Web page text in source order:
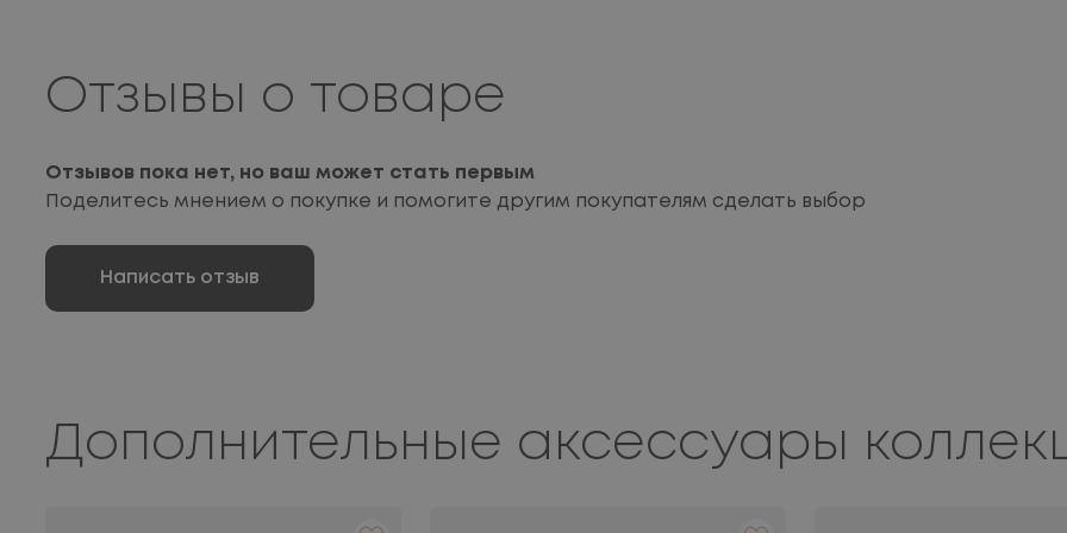
Отзывы о товаре
Отзывов пока нет, но ваш может стать первым
Поделитесь мнением о покупке и помогите другим покупателям сделать выбор
Написать отзыв
Дополнительные аксессуары